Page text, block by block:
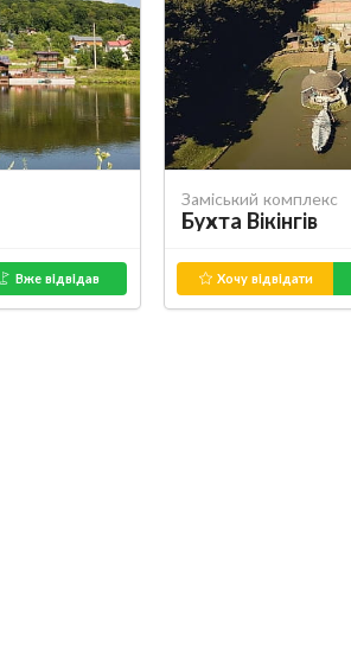
Вже відвідав
Заміський комплекс
Бухта Вікінгів
Хочу відвідати